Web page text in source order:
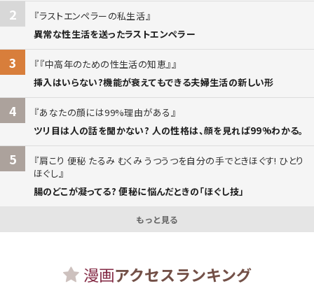
2
ラストエンペラーの私生活
異常な性生活を送ったラストエンペラー
3
『中高年のための性生活の知恵』
挿入はいらない?機能が衰えてもできる夫婦生活の新しい形
4
あなたの顔には99%理由がある
ツリ目は人の話を聞かない? 人の性格は、顔を見れば99%わかる。
5
肩こり 便秘 たるみ むくみ うつうつを自分の手でときほぐす! ひとり
ほぐし
腸のどこが凝ってる? 便秘に悩んだときの「ほぐし技」
もっと見る
漫画アクセスランキング